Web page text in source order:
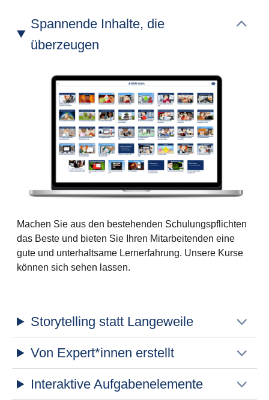
Spannende Inhalte, die
überzeugen
Machen Sie aus den bestehenden Schulungspflichten
das Beste und bieten Sie Ihren Mitarbeitenden eine
gute und unterhaltsame Lernerfahrung. Unsere Kurse
können sich sehen lassen.
Storytelling statt Langeweile
Von Expert*innen erstellt
Interaktive Aufgabenelemente